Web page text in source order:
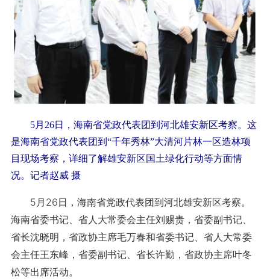
5月26日，海南省党政代表团到河北雄安新区考察。这
是海南省党政代表团到“千年秀林”大清河片林一区造林项
目现场考察，详细了解雄安新区国土绿化行动等方面情
况。记者赵威 摄
5月26日，海南省党政代表团到河北雄安新区考察。
海南省委书记、省人大常委会主任刘赐贵，省委副书记、
省长沈晓明，省政协主席毛万春和省委书记、省人大常委
会主任王东峰，省委副书记、省长许勤，省政协主席叶冬
松等出席活动。